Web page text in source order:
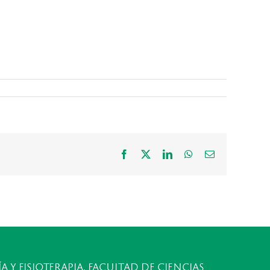
Facebook LinkedInWhatsApp
Correo
Y FISIOTERAPIA, FACULTAD DE CIENCIAS